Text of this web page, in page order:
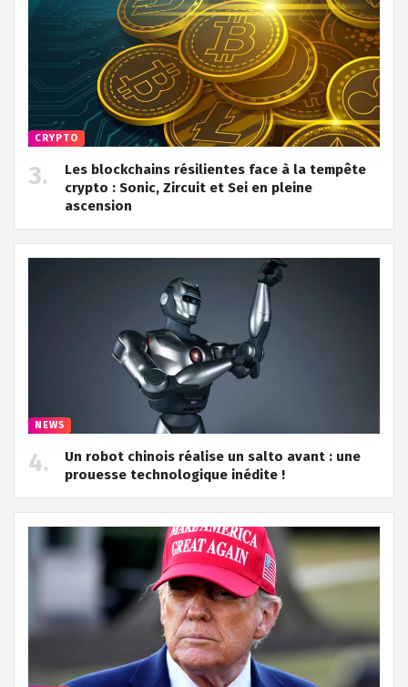
CRYPTO
Les blockchains résilientes face à la tempête
crypto : Sonic, Zircuit et Sei en pleine
ascension
NEWS
Un robot chinois réalise un salto avant : une
prouesse technologique inédite !